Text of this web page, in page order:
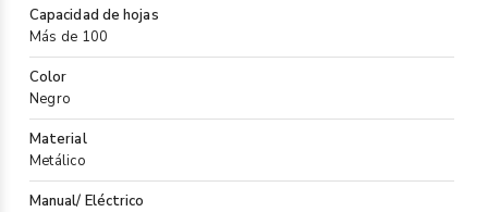
Capacidad de hojas
Más de 100
Color
Negro
Material
Metálico
Manual/ Eléctrico